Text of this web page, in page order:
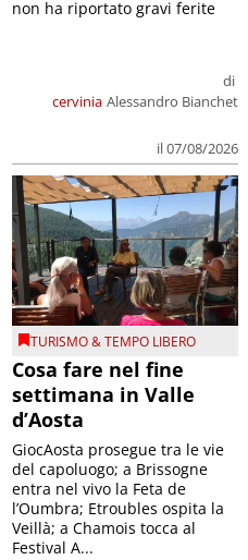
cervinia
di
Alessandro Bianchet
il 07/08/2026
non ha riportato gravi ferite
TURISMO & TEMPO LIBERO
Cosa fare nel fine
settimana in Valle
d’Aosta
GiocAosta prosegue tra le vie
del capoluogo; a Brissogne
entra nel vivo la Feta de
l’Oumbra; Etroubles ospita la
Veillà; a Chamois tocca al
Festival A...